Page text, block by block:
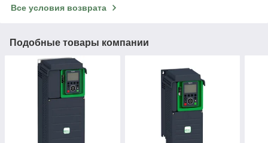
Все условия возврата
Подобные товары компании